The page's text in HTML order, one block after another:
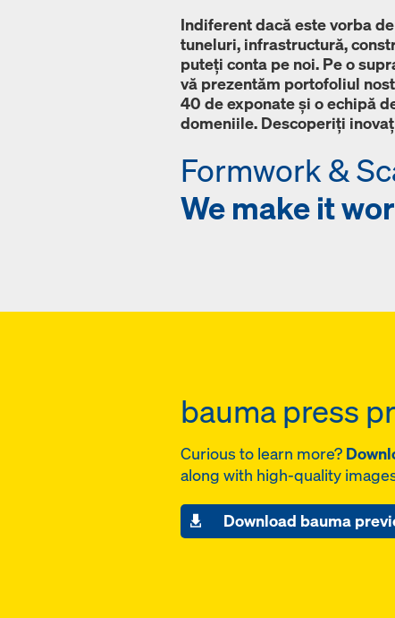
Indiferent dacă este vorba
tuneluri, infrastructură,
puteți conta pe noi. Pe o
vă prezentăm portofoliul
40 de exponate și o echipă
domeniile. Descoperiți
Formwork &
We make it
bauma press
Curious to learn more?
along with high-quality
Download bauma